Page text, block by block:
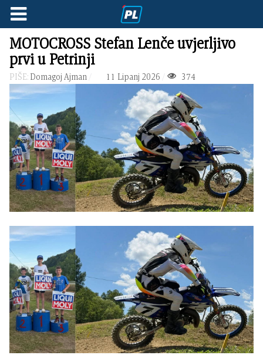
MOTOCROSS Stefan Lenče uvjerljivo
prvi u Petrinji
PIŠE: Domagoj Ajman 11 Lipanj 2026 374